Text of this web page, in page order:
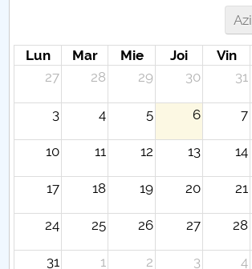
Azi
Lun Mar Mie Joi Vin
27
28 29 30 31
3 4 5 6 7
10 11 12 13 14
17 18 19 20 21
24 25 26 27 28
31 1 2 3 4